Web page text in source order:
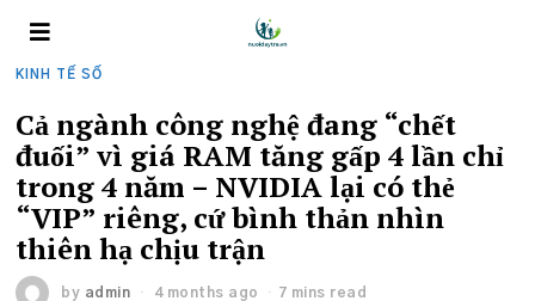
KINH TẾ SỐ
Cả ngành công nghệ đang “chết
đuối” vì giá RAM tăng gấp 4 lần chỉ
trong 4 năm – NVIDIA lại có thẻ
“VIP” riêng, cứ bình thản nhìn
thiên hạ chịu trận
by admin 4 months ago 7 mins read